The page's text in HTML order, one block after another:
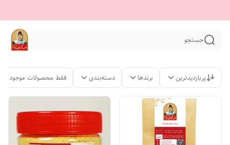
جستجو
پربازدیدترین برندها دسته‌بندی فقط محصولات موجود